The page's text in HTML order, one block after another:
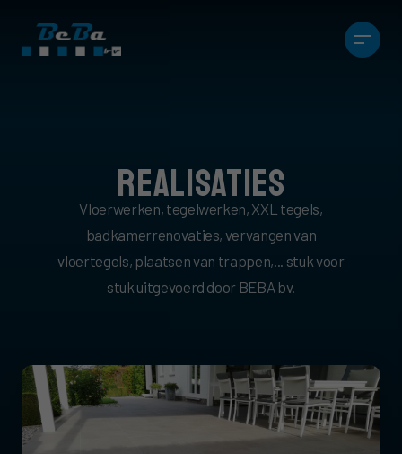
REALISATIES
Vloerwerken, tegelwerken, XXL tegels,
badkamerrenovaties, vervangen van
vloertegels, plaatsen van trappen,... stuk voor
stuk uitgevoerd door BEBA bv.